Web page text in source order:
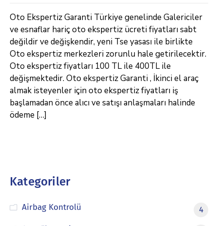
Oto Ekspertiz Garanti Türkiye genelinde Galericiler
ve esnaflar hariç oto ekspertiz ücreti fiyatları sabt
değildir ve değişkendir, yeni Tse yasası ile birlikte
Oto ekspertiz merkezleri zorunlu hale getirilecektir.
Oto ekspertiz fiyatları 100 TL ile 400TL ile
değişmektedir. Oto ekspertiz Garanti , İkinci el araç
almak isteyenler için oto ekspertiz fiyatları iş
başlamadan önce alıcı ve satışı anlaşmaları halinde
ödeme […]
Kategoriler
Airbag Kontrolü
4